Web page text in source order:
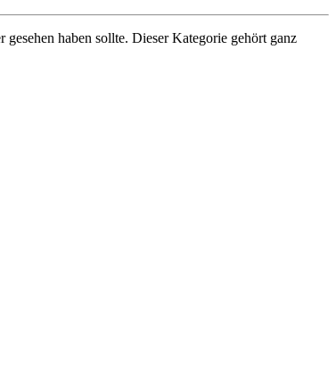
haben sollte. Dieser Kategorie gehört ganz